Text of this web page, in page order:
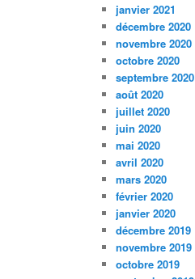
janvier 2021
décembre 2020
novembre 2020
octobre 2020
septembre 2020
août 2020
juillet 2020
juin 2020
mai 2020
avril 2020
mars 2020
février 2020
janvier 2020
décembre 2019
novembre 2019
octobre 2019